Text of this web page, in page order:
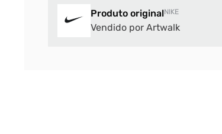
Produto originalNIKE
Vendido por Artwalk